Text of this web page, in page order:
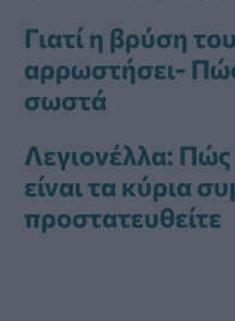
Γιατί η βρύση
αρρωστήσει-
σωστά
Λεγιονέλλα: Πώς
είναι τα κύρια
προστατευθείτε